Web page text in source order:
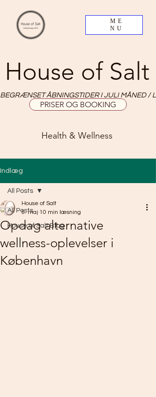
ME
NU
House of Salt
Health & Wellness
PRISER OG BOOKING
BEGRÆNSET ÅBNINGSTIDER I JULI MÅNED /
Indlæg
All Posts
House of Salt Blog
All Posts
Opdag alternative
wellness-oplevelser i
København
House of Salt
5. maj 10 min læsning